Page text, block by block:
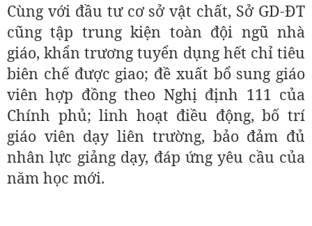
Cùng với đầu tư cơ sở vật chất, Sở GD-ĐT
cũng tập trung kiện toàn đội ngũ nhà
giáo, khẩn trương tuyển dụng hết chỉ tiêu
biên chế được giao; đề xuất bổ sung giáo
viên hợp đồng theo Nghị định 111 của
Chính phủ; linh hoạt điều động, bố trí
giáo viên dạy liên trường, bảo đảm đủ
nhân lực giảng dạy, đáp ứng yêu cầu của
năm học mới.